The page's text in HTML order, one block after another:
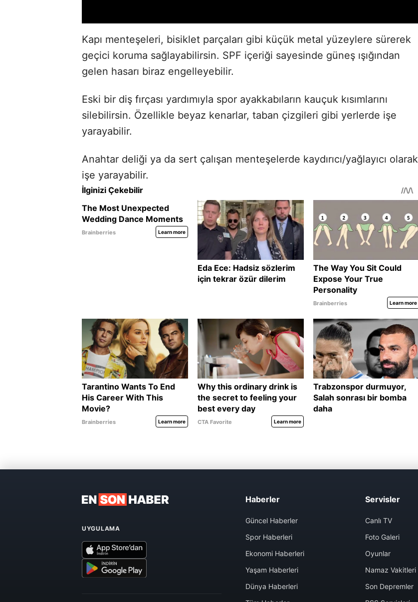
Kapı menteşeleri, bisiklet parçaları gibi küçük metal yüzeylere sürerek
geçici koruma sağlayabilirsin. SPF içeriği sayesinde güneş ışığından
gelen hasarı biraz engelleyebilir.
Eski bir diş fırçası yardımıyla spor ayakkabıların kauçuk kısımlarını
silebilirsin. Özellikle beyaz kenarlar, taban çizgileri gibi yerlerde işe
yarayabilir.
Anahtar deliği ya da sert çalışan menteşelerde kaydırıcı/yağlayıcı olarak
işe yarayabilir.
UYGULAMA
Haberler
Güncel Haberler
Spor Haberleri
Ekonomi Haberleri
Yaşam Haberleri
Dünya Haberleri
Servisler
Canlı TV
Foto Galeri
Oyunlar
Namaz Vakitleri
Son Depremler